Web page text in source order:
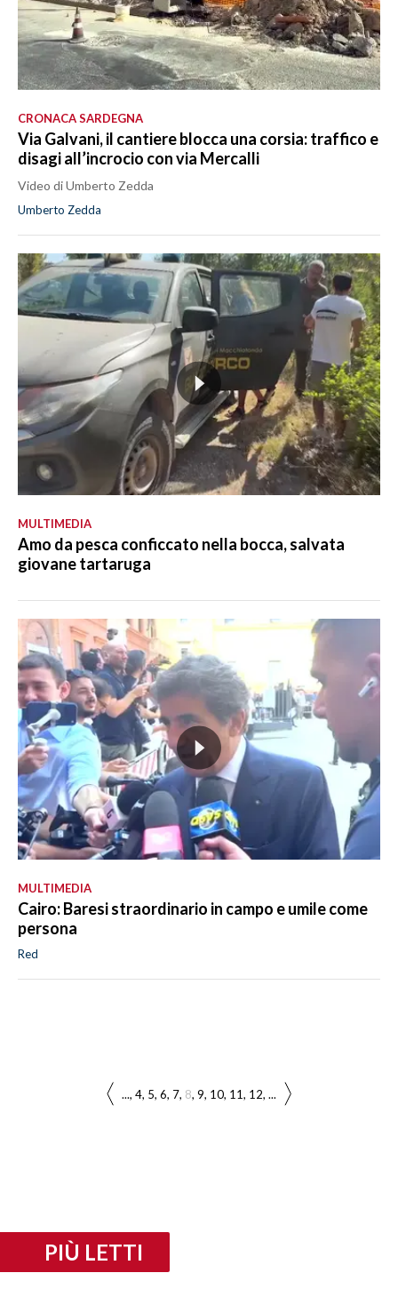
CRONACA SARDEGNA
Via Galvani, il cantiere blocca una corsia: traffico e
disagi all’incrocio con via Mercalli
Video di Umberto Zedda
Umberto Zedda
MULTIMEDIA
Amo da pesca conficcato nella bocca, salvata
giovane tartaruga
MULTIMEDIA
Cairo: Baresi straordinario in campo e umile come
persona
Red
... 4 5 6 7 8 9 10 11 12 ...
PIÙ LETTI